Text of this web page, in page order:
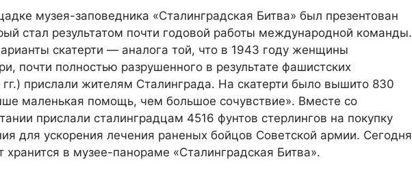
музея-заповедника «Сталинградская Битва» был презентован
стал результатом почти годовой работы международной команды.
скатерти — аналога той, что в 1943 году женщины
почти полностью разрушенного в результате фашистских
прислали жителям Сталинграда. На скатерти было вышито 830
маленькая помощь, чем большое сочувствие». Вместе со
прислали сталинградцам 4516 фунтов стерлингов на покупку
для ускорения лечения раненых бойцов Советской армии. Сегодня
хранится в музее-панораме «Сталинградская Битва».